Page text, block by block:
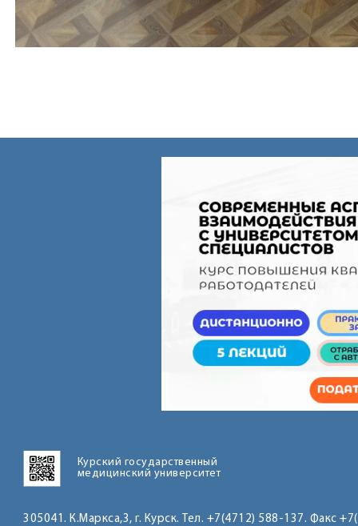
Курский государственный
медицинский университет
305041. К.Маркса,3, г. Курск. Тел. +7(4712) 588-137. Факс